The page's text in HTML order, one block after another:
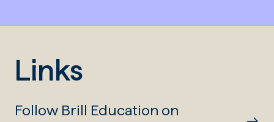
Links
Follow Brill Education on